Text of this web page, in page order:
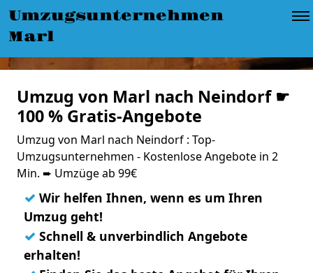
Umzugsunternehmen
Marl
Umzug von Marl nach Neindorf ☛
100 % Gratis-Angebote
Umzug von Marl nach Neindorf : Top-
Umzugsunternehmen - Kostenlose Angebote in 2
Min. ➨ Umzüge ab 99€
✓ Wir helfen Ihnen, wenn es um Ihren
Umzug geht!
✓ Schnell & unverbindlich Angebote
erhalten!